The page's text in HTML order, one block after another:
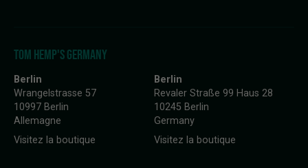
TOM HEMP'S GERMANY
Berlin
Wrangelstrasse 57
10997 Berlin
Allemagne
Visitez la boutique
Berlin
Revaler Straße 99 Haus 28
10245 Berlin
Germany
Visitez la boutique